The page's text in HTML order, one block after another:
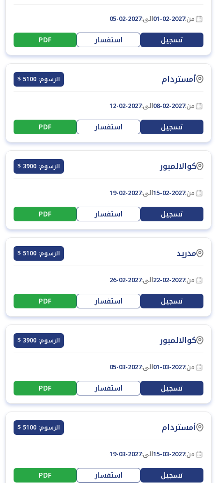
من:01-02-2027الى:05-02-2027
تسجيل استفسار PDF
أمستردام الرسوم: 5100 $
من:08-02-2027الى:12-02-2027
تسجيل استفسار PDF
كوالالمبور الرسوم: 3900 $
من:15-02-2027الى:19-02-2027
تسجيل استفسار PDF
مدريد الرسوم: 5100 $
من:22-02-2027الى:26-02-2027
تسجيل استفسار PDF
كوالالمبور الرسوم: 3900 $
من:01-03-2027الى:05-03-2027
تسجيل استفسار PDF
أمستردام الرسوم: 5100 $
من:15-03-2027الى:19-03-2027
تسجيل استفسار PDF